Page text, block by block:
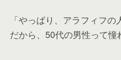
「やっぱり、アラフィフの
だから、50代の男性って憧